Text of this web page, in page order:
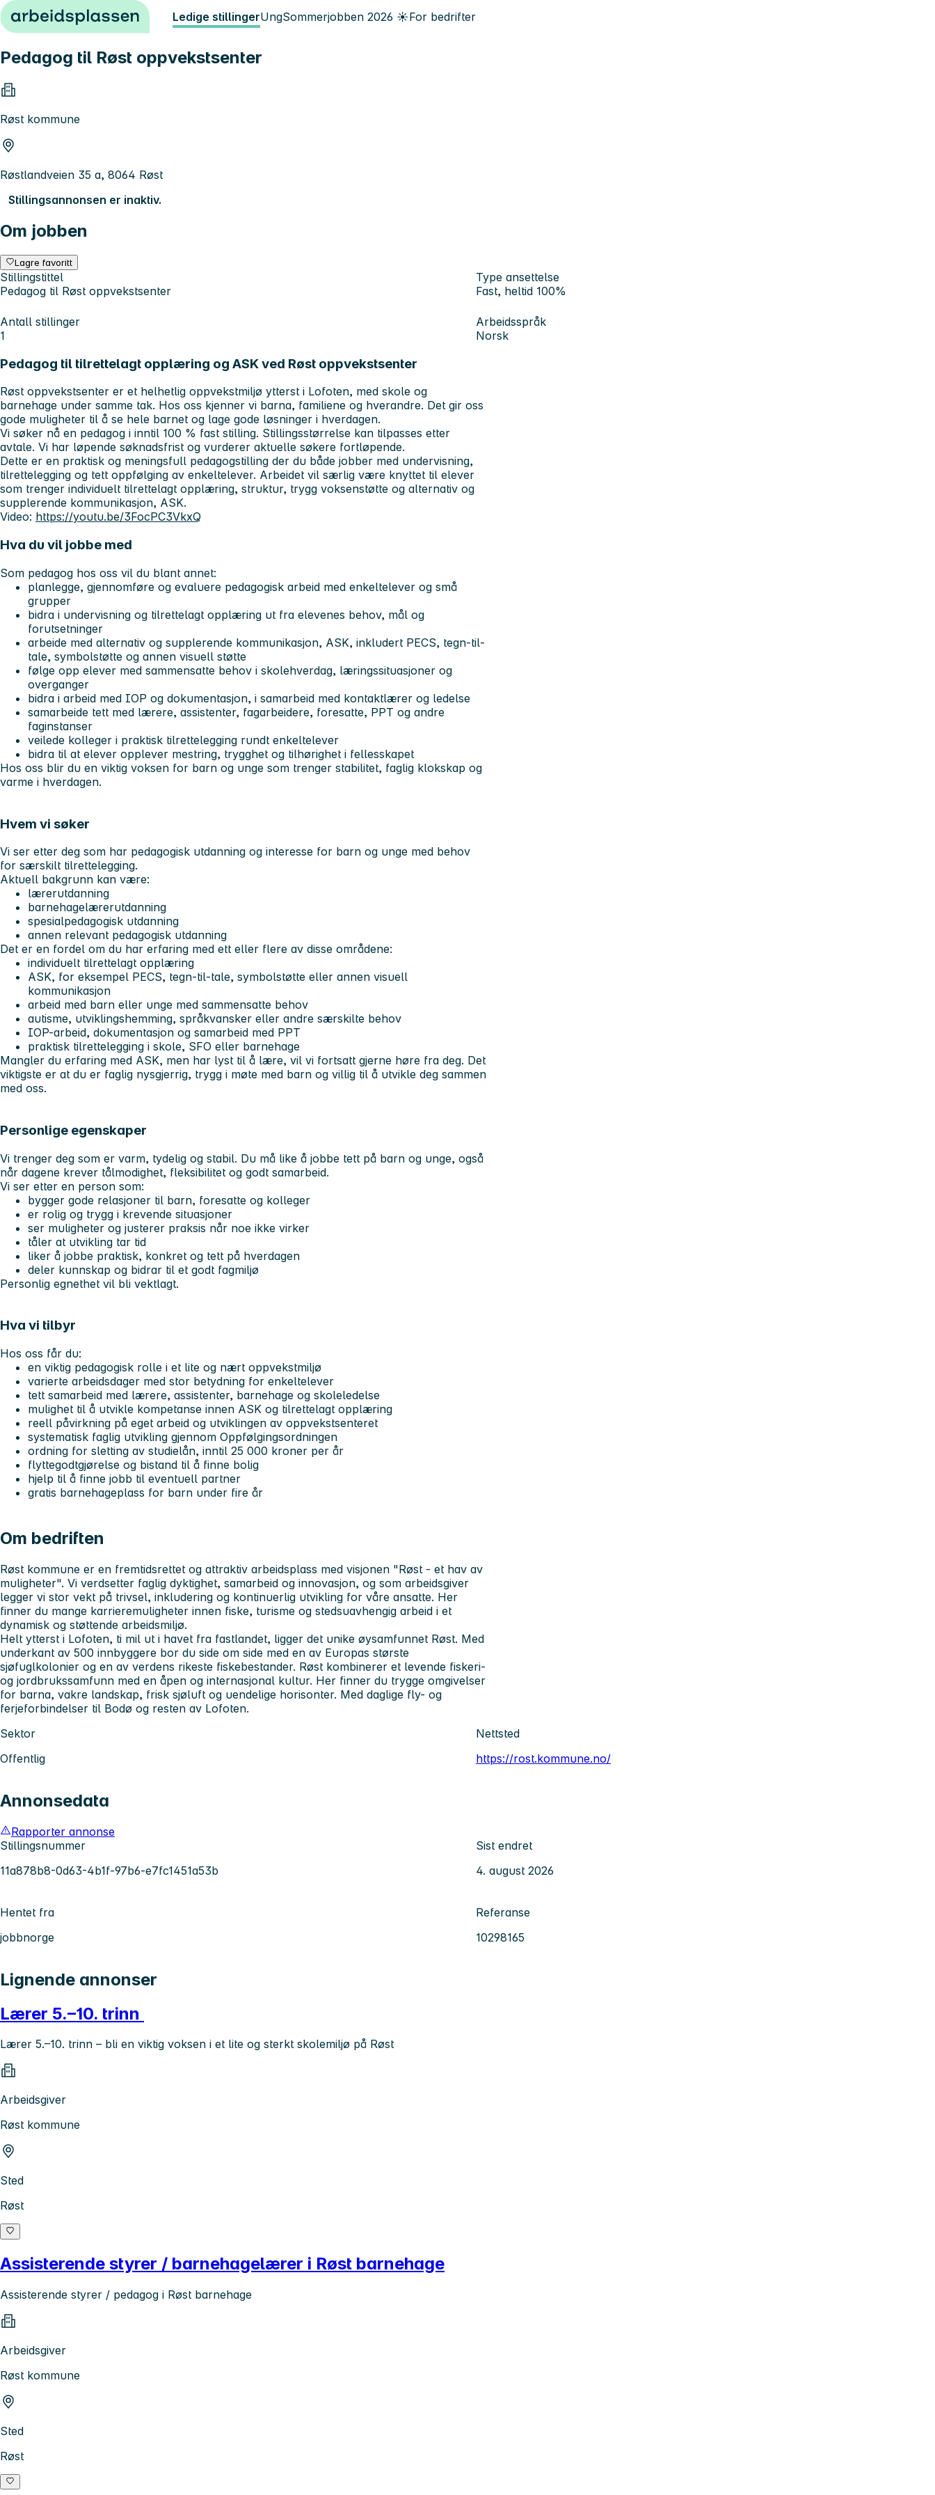
Hopp til innhold Ledige stillingerUngSommerjobben 2026 ☀️For bedrifter
Pedagog til Røst oppvekstsenter
Røst kommune
Røstlandveien 35 a, 8064 Røst
Stillingsannonsen er inaktiv.
Om jobben
Lagre favoritt
Stillingstittel
Pedagog til Røst oppvekstsenter
Type ansettelse
Fast, heltid 100%
Antall stillinger
1
Arbeidsspråk
Norsk
Pedagog til tilrettelagt opplæring og ASK ved Røst oppvekstsenter
Røst oppvekstsenter er et helhetlig oppvekstmiljø ytterst i Lofoten, med skole og
barnehage under samme tak. Hos oss kjenner vi barna, familiene og hverandre. Det gir oss
gode muligheter til å se hele barnet og lage gode løsninger i hverdagen.
Vi søker nå en pedagog i inntil 100 % fast stilling. Stillingsstørrelse kan tilpasses etter
avtale. Vi har løpende søknadsfrist og vurderer aktuelle søkere fortløpende.
Dette er en praktisk og meningsfull pedagogstilling der du både jobber med undervisning,
tilrettelegging og tett oppfølging av enkeltelever. Arbeidet vil særlig være knyttet til elever
som trenger individuelt tilrettelagt opplæring, struktur, trygg voksenstøtte og alternativ og
supplerende kommunikasjon, ASK.
Video: https://youtu.be/3FocPC3VkxQ
Hva du vil jobbe med
Som pedagog hos oss vil du blant annet:
planlegge, gjennomføre og evaluere pedagogisk arbeid med enkeltelever og små
grupper
bidra i undervisning og tilrettelagt opplæring ut fra elevenes behov, mål og
forutsetninger
arbeide med alternativ og supplerende kommunikasjon, ASK, inkludert PECS, tegn-til-
tale, symbolstøtte og annen visuell støtte
følge opp elever med sammensatte behov i skolehverdag, læringssituasjoner og
overganger
bidra i arbeid med IOP og dokumentasjon, i samarbeid med kontaktlærer og ledelse
samarbeide tett med lærere, assistenter, fagarbeidere, foresatte, PPT og andre
faginstanser
veilede kolleger i praktisk tilrettelegging rundt enkeltelever
bidra til at elever opplever mestring, trygghet og tilhørighet i fellesskapet
Hos oss blir du en viktig voksen for barn og unge som trenger stabilitet, faglig klokskap og
varme i hverdagen.
Hvem vi søker
Vi ser etter deg som har pedagogisk utdanning og interesse for barn og unge med behov
for særskilt tilrettelegging.
Aktuell bakgrunn kan være:
lærerutdanning
barnehagelærerutdanning
spesialpedagogisk utdanning
annen relevant pedagogisk utdanning
Det er en fordel om du har erfaring med ett eller flere av disse områdene:
individuelt tilrettelagt opplæring
ASK, for eksempel PECS, tegn-til-tale, symbolstøtte eller annen visuell
kommunikasjon
arbeid med barn eller unge med sammensatte behov
autisme, utviklingshemming, språkvansker eller andre særskilte behov
IOP-arbeid, dokumentasjon og samarbeid med PPT
praktisk tilrettelegging i skole, SFO eller barnehage
Mangler du erfaring med ASK, men har lyst til å lære, vil vi fortsatt gjerne høre fra deg. Det
viktigste er at du er faglig nysgjerrig, trygg i møte med barn og villig til å utvikle deg sammen
med oss.
Personlige egenskaper
Vi trenger deg som er varm, tydelig og stabil. Du må like å jobbe tett på barn og unge, også
når dagene krever tålmodighet, fleksibilitet og godt samarbeid.
Vi ser etter en person som:
bygger gode relasjoner til barn, foresatte og kolleger
er rolig og trygg i krevende situasjoner
ser muligheter og justerer praksis når noe ikke virker
tåler at utvikling tar tid
liker å jobbe praktisk, konkret og tett på hverdagen
deler kunnskap og bidrar til et godt fagmiljø
Personlig egnethet vil bli vektlagt.
Hva vi tilbyr
Hos oss får du:
en viktig pedagogisk rolle i et lite og nært oppvekstmiljø
varierte arbeidsdager med stor betydning for enkeltelever
tett samarbeid med lærere, assistenter, barnehage og skoleledelse
mulighet til å utvikle kompetanse innen ASK og tilrettelagt opplæring
reell påvirkning på eget arbeid og utviklingen av oppvekstsenteret
systematisk faglig utvikling gjennom Oppfølgingsordningen
ordning for sletting av studielån, inntil 25 000 kroner per år
flyttegodtgjørelse og bistand til å finne bolig
hjelp til å finne jobb til eventuell partner
gratis barnehageplass for barn under fire år
Om bedriften
Røst kommune er en fremtidsrettet og attraktiv arbeidsplass med visjonen "Røst - et hav av
muligheter". Vi verdsetter faglig dyktighet, samarbeid og innovasjon, og som arbeidsgiver
legger vi stor vekt på trivsel, inkludering og kontinuerlig utvikling for våre ansatte. Her
finner du mange karrieremuligheter innen fiske, turisme og stedsuavhengig arbeid i et
dynamisk og støttende arbeidsmiljø.
Helt ytterst i Lofoten, ti mil ut i havet fra fastlandet, ligger det unike øysamfunnet Røst. Med
underkant av 500 innbyggere bor du side om side med en av Europas største
sjøfuglkolonier og en av verdens rikeste fiskebestander. Røst kombinerer et levende fiskeri-
og jordbrukssamfunn med en åpen og internasjonal kultur. Her finner du trygge omgivelser
for barna, vakre landskap, frisk sjøluft og uendelige horisonter. Med daglige fly- og
ferjeforbindelser til Bodø og resten av Lofoten.
Sektor
Offentlig
Nettsted
https://rost.kommune.no/
Annonsedata
Rapporter annonse
Stillingsnummer
11a878b8-0d63-4b1f-97b6-e7fc1451a53b
Sist endret
4. august 2026
Hentet fra
jobbnorge
Referanse
10298165
Lignende annonser
Lærer 5.–10. trinn
Lærer 5.–10. trinn – bli en viktig voksen i et lite og sterkt skolemiljø på Røst
Arbeidsgiver
Røst kommune
Sted
Røst
Assisterende styrer / barnehagelærer i Røst barnehage
Assisterende styrer / pedagog i Røst barnehage
Arbeidsgiver
Røst kommune
Sted
Røst